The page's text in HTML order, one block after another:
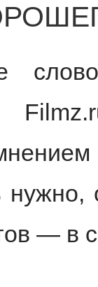
нужно,
— в